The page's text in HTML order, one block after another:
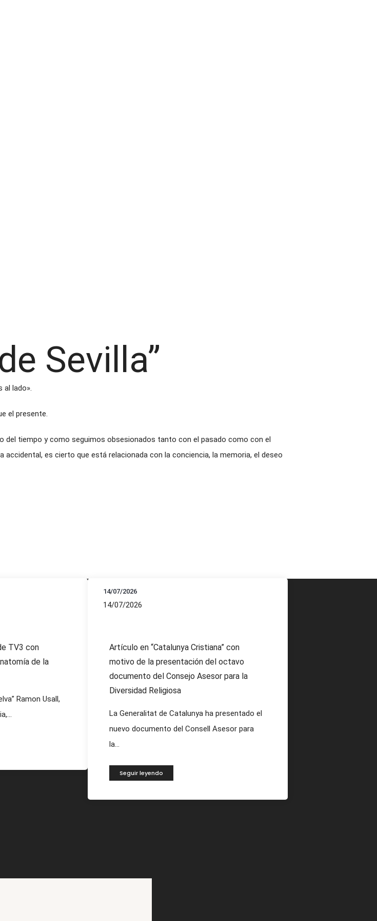
Sevilla”
al lado».
el presente.
del tiempo y como seguimos obsesionados tanto con el pasado como con el
es cierto que está relacionada con la conciencia, la memoria, el deseo
TV3 con
de la
Ramon Usall,
14/07/2026
14/07/2026
Artículo en “Catalunya Cristiana” con
motivo de la presentación del octavo
documento del Consejo Asesor para la
Diversidad Religiosa
La Generalitat de Catalunya ha presentado el
nuevo documento del Consell Asesor para
la...
Seguir leyendo